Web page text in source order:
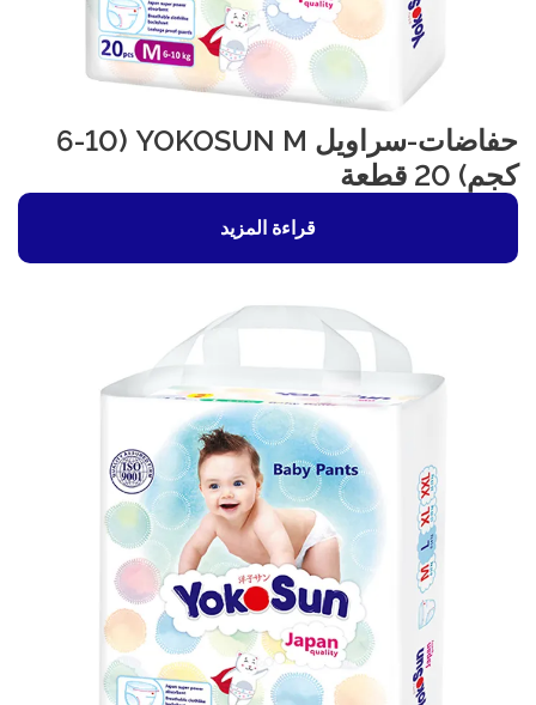
حفاضات-سراويل YOKOSUN M (6-10
كجم) 20 قطعة
قراءة المزيد